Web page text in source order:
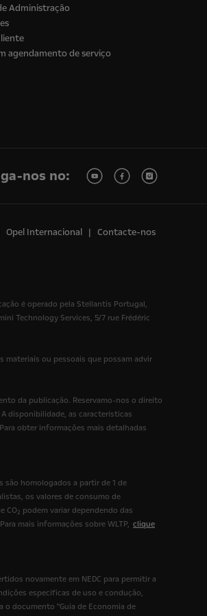
Administração
agendamento de serviço
nos no:
Opel Internacional
Contacte-nos
é operado pela Stellantis Portugal,
Technology Services, 5/7 rue Frédéric
materiais ou pessoais que possam advir
da publicação. Reservamo-nos o direito
disponibilidade, as características
obter informações mais detalhadas
são homologados a partir de 1 de
os valores de consumo de
CO2 podem variar dependendo das
mais informações sobre WLTP, clique
novamente em NEDC para permitir a
específicas de uso e condução,
o documento "Guia de Economia de